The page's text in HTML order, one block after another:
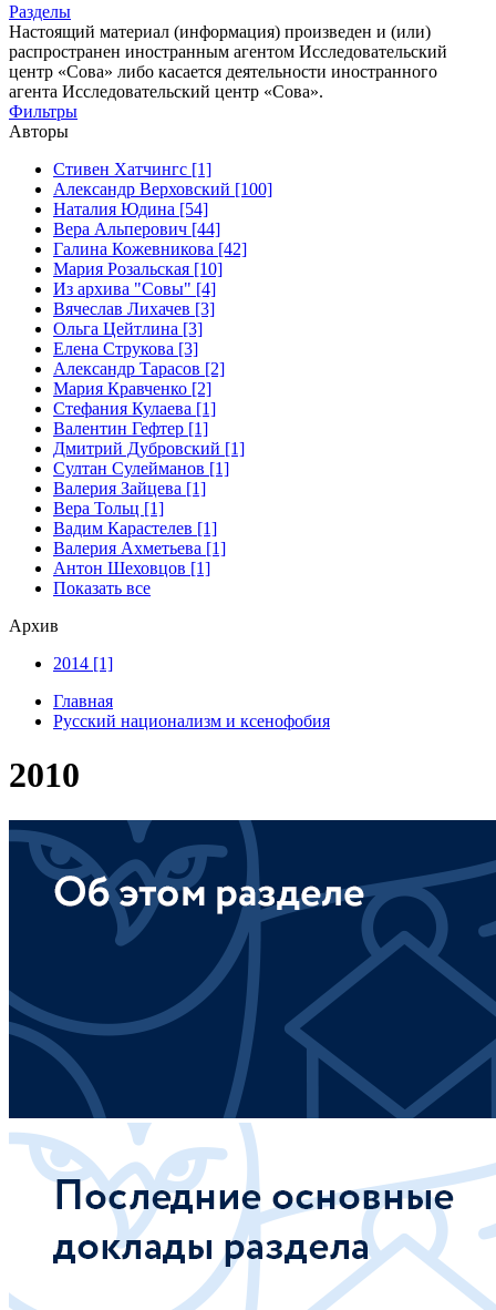
Разделы
Настоящий материал (информация) произведен и (или)
распространен иностранным агентом Исследовательский
центр «Сова» либо касается деятельности иностранного
агента Исследовательский центр «Сова».
Фильтры
Авторы
Стивен Хатчингс [1]
Александр Верховский [100]
Наталия Юдина [54]
Вера Альперович [44]
Галина Кожевникова [42]
Мария Розальская [10]
Из архива "Совы" [4]
Вячеслав Лихачев [3]
Ольга Цейтлина [3]
Елена Струкова [3]
Александр Тарасов [2]
Мария Кравченко [2]
Стефания Кулаева [1]
Валентин Гефтер [1]
Дмитрий Дубровский [1]
Султан Сулейманов [1]
Валерия Зайцева [1]
Верa Тольц [1]
Вадим Карастелев [1]
Валерия Ахметьева [1]
Антон Шеховцов [1]
Показать все
Архив
2014 [1]
Главная
Русский национализм и ксенофобия
2010